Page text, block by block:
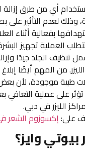
أي من طرق إزالة
وذلك لعدم التأثير على
بفعالية أثناء
العملية تجهيز
تنظيف الجلد جيدًا
من المهم أيضًا
طبية موجودة، لأن
على عملية التعافي
الليزر في دبي.
على:إكسوزوم الشعر
بيوتي وايز؟